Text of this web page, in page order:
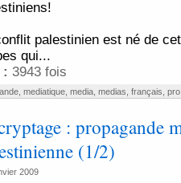
palestinien est né de
qui...
: 3943 fois
, mediatique, media, medias français
: propagande
(1/2)
2009